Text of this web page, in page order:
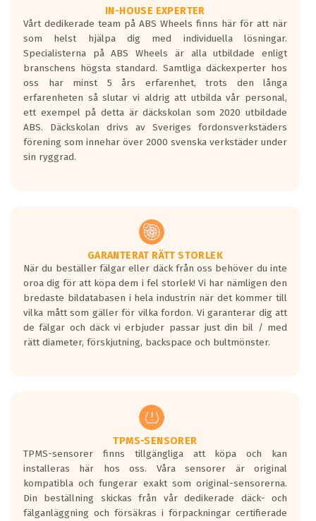
Våtgrepp egenskaper:
Betygsskalan är satt A till F. Där A påvisar
den kortaste bromssträckan och F är den
längsta.
Inga D eller G betyg delas ut för
personbilar och lätta lastbilar.
Betyget sätts efter ett test där däcken
skall bromsa in på en väg där det ligger
0.5-1.5 mm vatten.
I 80km/h kommer skillnaden på
Vid körning i över 50km/h brukar
rullmotståndets ljud överträffa
motorljudet.
På däckmärkningen kommer det finnas
en symbol av ett däck med vågar. Hög
bullernivå markeras med svarta vågor
medans de vita vågorna påvisar om det är
ett tyst däck.
regelverket som introduceras år 2016.
Ett däck med två svarta vågor är redan
godkända för år 2016 nya regelverk.
Ett däck med en svart våg kommer vara
minst tre decibel tystare än det
regelverk som börjar gälla 2016.
IN-HOUSE EXPERTER
Vårt dedikerade team på ABS Wheels finns här för att när
som helst hjälpa dig med individuella lösningar.
Specialisterna på ABS Wheels är alla utbildade enligt
branschens högsta standard. Samtliga däckexperter hos
oss har minst 5 års erfarenhet, trots den långa
erfarenheten så slutar vi aldrig att utbilda vår personal,
ett exempel på detta är däckskolan som 2020 utbildade
ABS. Däckskolan drivs av Sveriges fordonsverkstäders
förening som innehar över 2000 svenska verkstäder under
sin ryggrad.
GARANTERAT RÄTT STORLEK
När du beställer fälgar eller däck från oss behöver du inte
oroa dig för att köpa dem i fel storlek! Vi har nämligen den
bredaste bildatabasen i hela industrin när det kommer till
vilka mått som gäller för vilka fordon. Vi garanterar dig att
de fälgar och däck vi erbjuder passar just din bil / med
rätt diameter, förskjutning, backspace och bultmönster.
TPMS-SENSORER
TPMS-sensorer finns tillgängliga att köpa och kan
installeras här hos oss. Våra sensorer är original
kompatibla och fungerar exakt som original-sensorerna.
Din beställning skickas från vår dedikerade däck- och
fälganläggning och försäkras i förpackningar certifierade